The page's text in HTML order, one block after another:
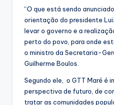
“O que está sendo
orientação do presidente
levar o governo e a
perto do povo, para onde
o ministro da Secretaria-
Guilherme Boulos.
Segundo ele, o GTT Maré é
perspectiva de futuro, de
tratar as comunidades